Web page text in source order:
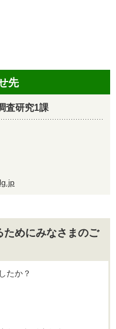
先
査研究1課
ためにみなさまのご
たか？